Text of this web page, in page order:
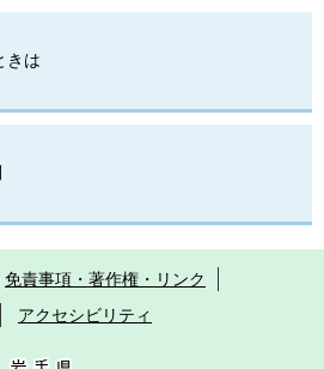
きは
免責事項・著作権・リンク
アクセシビリティ